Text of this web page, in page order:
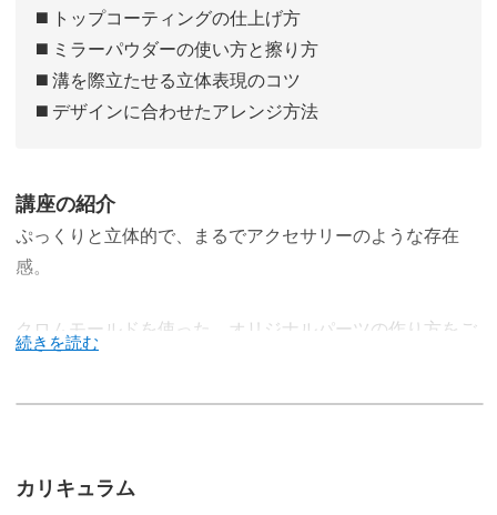
◼️ トップコーティングの仕上げ方
◼️ ミラーパウダーの使い方と擦り方
◼️ 溝を際立たせる立体表現のコツ
◼️ デザインに合わせたアレンジ方法
講座の紹介
ぷっくりと立体的で、まるでアクセサリーのような存在
感。
クロムモールドを使った、オリジナルパーツの作り方をご
紹介します。
モールドは種類がとても豊富で、選び方ひとつで印象もさ
カリキュラム